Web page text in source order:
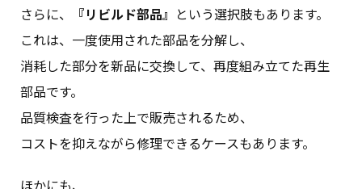
さらに、 『リビルド部品』 という選択肢もあります。
これは、一度使用された部品を分解し、
消耗した部分を新品に交換して、再度組み立てた再生
部品です。
品質検査を行った上で販売されるため、
コストを抑えながら修理できるケースもあります。
ほかにも、